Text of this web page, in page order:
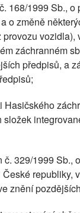
168/1999 Sb., o
o změně
vozidla),
záchranném
předpisů, a
329/1999 Sb.,
republiky,
znění